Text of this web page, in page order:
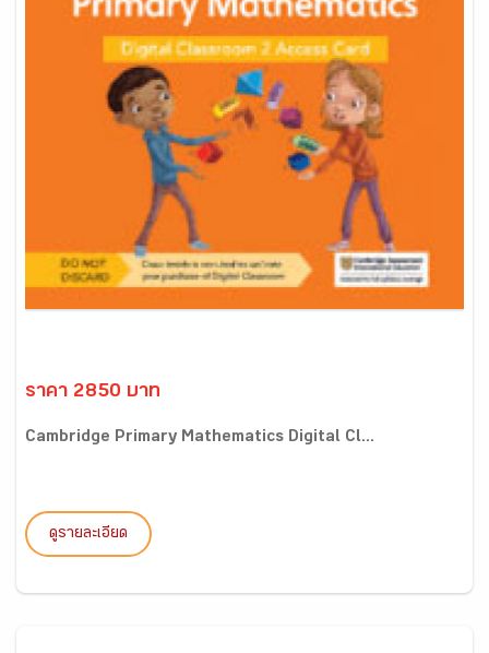
ราคา 2850 บาท
Cambridge Primary Mathematics Digital Cl...
ดูรายละเอียด